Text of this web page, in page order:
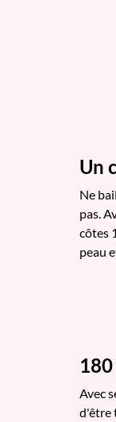
Un
Ne
pas.
côtes
peau
Avec
d'être